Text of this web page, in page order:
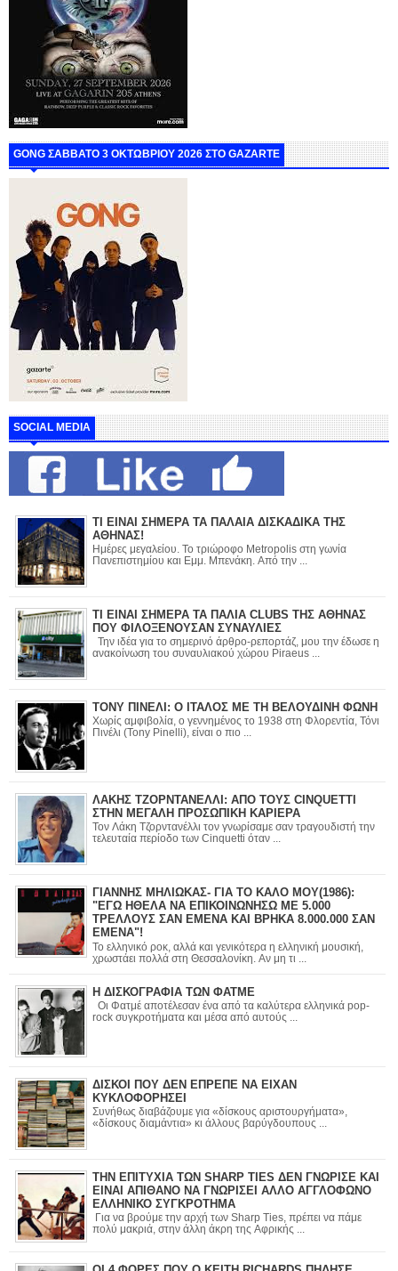
GONG ΣΑΒΒΑΤΟ 3 ΟΚΤΩΒΡΙΟΥ 2026 ΣΤΟ GAZARTE
SOCIAL MEDIA
ΤΙ ΕΙΝΑΙ ΣΗΜΕΡΑ ΤΑ ΠΑΛΑΙΑ ΔΙΣΚΑΔΙΚΑ ΤΗΣ
ΑΘΗΝΑΣ!
Ημέρες μεγαλείου. Το τριώροφο Metropolis στη γωνία
Πανεπιστημίου και Εμμ. Μπενάκη. Από την ...
ΤΙ ΕΙΝΑΙ ΣΗΜΕΡΑ ΤΑ ΠΑΛΙΑ CLUBS ΤΗΣ ΑΘΗΝΑΣ
ΠΟΥ ΦΙΛΟΞΕΝΟΥΣΑΝ ΣΥΝΑΥΛΙΕΣ
Την ιδέα για το σημερινό άρθρο-ρεπορτάζ, μου την έδωσε η
ανακοίνωση του συναυλιακού χώρου Piraeus ...
ΤΟΝΥ ΠΙΝΕΛΙ: Ο ΙΤΑΛΟΣ ΜΕ ΤΗ ΒΕΛΟΥΔΙΝΗ ΦΩΝΗ
Χωρίς αμφιβολία, ο γεννημένος το 1938 στη Φλορεντία, Τόνι
Πινέλι (Tony Pinelli), είναι ο πιο ...
ΛΑΚΗΣ ΤΖΟΡΝΤΑΝΕΛΛΙ: ΑΠΟ ΤΟΥΣ CINQUETTI
ΣΤΗΝ ΜΕΓΑΛΗ ΠΡΟΣΩΠΙΚΗ ΚΑΡΙΕΡΑ
Τον Λάκη Τζορντανέλλι τον γνωρίσαμε σαν τραγουδιστή την
τελευταία περίοδο των Cinquetti όταν ...
ΓΙΑΝΝΗΣ ΜΗΛΙΩΚΑΣ- ΓΙΑ ΤΟ ΚΑΛΟ ΜΟΥ(1986):
"ΕΓΩ ΗΘΕΛΑ ΝΑ ΕΠΙΚΟΙΝΩΝΗΣΩ ΜΕ 5.000
ΤΡΕΛΛΟΥΣ ΣΑΝ ΕΜΕΝΑ ΚΑΙ ΒΡΗΚΑ 8.000.000 ΣΑΝ
ΕΜΕΝΑ"!
Το ελληνικό ροκ, αλλά και γενικότερα η ελληνική μουσική,
χρωστάει πολλά στη Θεσσαλονίκη. Αν μη τι ...
Η ΔΙΣΚΟΓΡΑΦΙΑ ΤΩΝ ΦΑΤΜΕ
Οι Φατμέ αποτέλεσαν ένα από τα καλύτερα ελληνικά pop-
rock συγκροτήματα και μέσα από αυτούς ...
ΔΙΣΚΟΙ ΠΟΥ ΔΕΝ ΕΠΡΕΠΕ ΝΑ ΕΙΧΑΝ
ΚΥΚΛΟΦΟΡΗΣΕΙ
Συνήθως διαβάζουμε για «δίσκους αριστουργήματα»,
«δίσκους διαμάντια» κι άλλους βαρύγδουπους ...
ΤΗΝ ΕΠΙΤΥΧΙΑ ΤΩΝ SHARP TIES ΔΕΝ ΓΝΩΡΙΣΕ ΚΑΙ
ΕΙΝΑΙ ΑΠΙΘΑΝΟ ΝΑ ΓΝΩΡΙΣΕΙ ΑΛΛΟ ΑΓΓΛΟΦΩΝΟ
ΕΛΛΗΝΙΚΟ ΣΥΓΚΡΟΤΗΜΑ
Για να βρούμε την αρχή των Sharp Ties, πρέπει να πάμε
πολύ μακριά, στην άλλη άκρη της Αφρικής ...